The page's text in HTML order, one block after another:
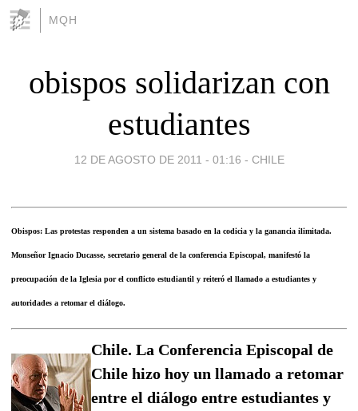
MQH
obispos solidarizan con
estudiantes
12 DE AGOSTO DE 2011 - 01:16 - CHILE
Obispos: Las protestas responden a un sistema basado en la codicia y la ganancia ilimitada.
Monseñor Ignacio Ducasse, secretario general de la conferencia Episcopal, manifestó la
preocupación de la Iglesia por el conflicto estudiantil y reiteró el llamado a estudiantes y
autoridades a retomar el diálogo.
Chile. La Conferencia Episcopal de
Chile hizo hoy un llamado a retomar
entre el diálogo entre estudiantes y